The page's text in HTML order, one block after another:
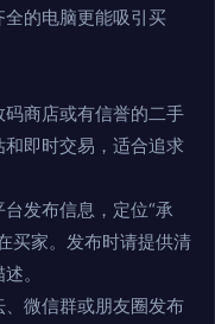
的电脑更能吸引买
码商店或有信誉的二手
即时交易，适合追求
发布信息，定位“承
买家。发布时请提供清
。
、微信群或朋友圈发布